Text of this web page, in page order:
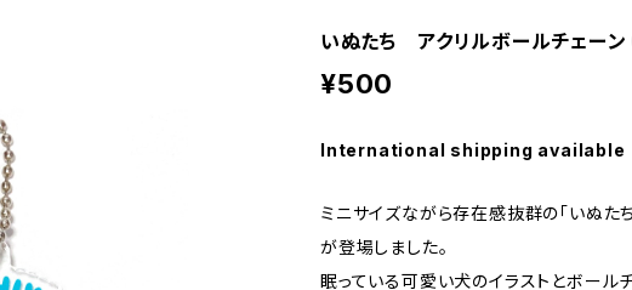
いぬたち アクリルボールチェーン（
¥500
International shipping available
ミニサイズながら存在感抜群の「いぬた
が登場しました。
眠っている可愛い犬のイラストとボール